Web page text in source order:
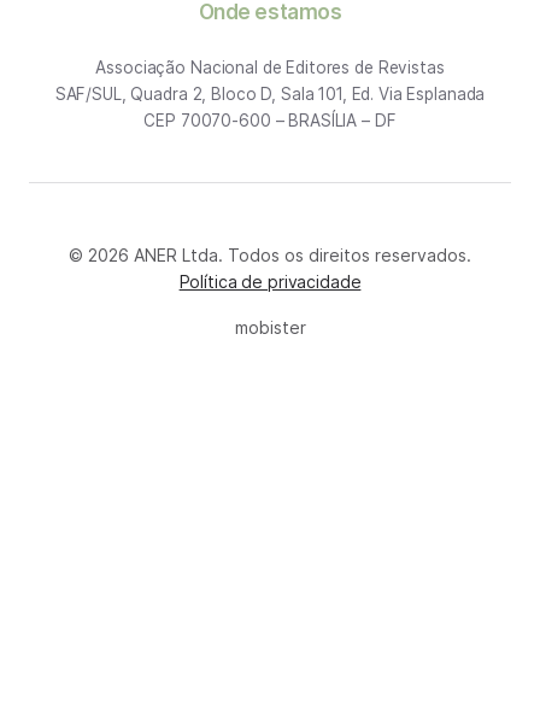
Onde estamos
Associação Nacional de Editores de Revistas
SAF/SUL, Quadra 2, Bloco D, Sala 101, Ed. Via Esplanada
CEP 70070-600 – BRASÍLIA – DF
© 2026 ANER Ltda. Todos os direitos reservados.
Política de privacidade
mobister